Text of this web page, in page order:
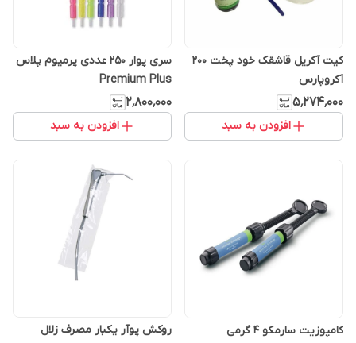
کیت آکریل قاشقک خود پخت ۲۰۰
آکروپارس
۵٬۲۷۴٬۰۰۰
افزودن به سبد
سری پوار 250 عددی پرمیوم پلاس
Premium Plus
۲٬۸۰۰٬۰۰۰
افزودن به سبد
کامپوزیت سارمکو 4 گرمی روکش پوآر یکبار مصرف زلال